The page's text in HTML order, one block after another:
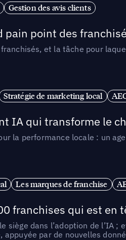
Gestion des avis clients
pain point des
et la tâche pour
Stratégie de marketing local
IA qui transforme le
la performance locale : un
Les marques de franchise
franchises qui est en
siège dans l’adoption de l’IA
par de nouvelles